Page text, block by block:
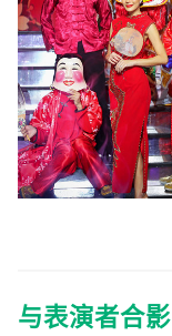
与表演者合影